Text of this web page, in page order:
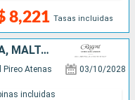
8,221 Tasas incluidas
GRECIA, MONTENEGRO, CROACIA, MALTA, ITALIA
Pireo Atenas 03/10/2028
incluidas